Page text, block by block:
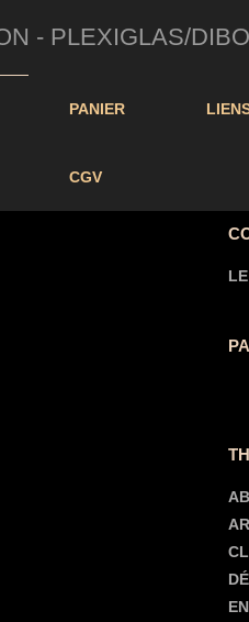
- PLEXIGLAS/
PANIER
CGV